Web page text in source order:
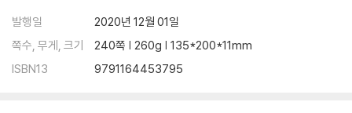
발행일
2020년 12월 01일
쪽수, 무게, 크기
240쪽 | 260g | 135*200*11mm
ISBN13
9791164453795